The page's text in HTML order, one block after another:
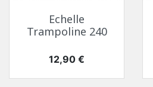
Echelle
Trampoline 240
Prix
12,90 €